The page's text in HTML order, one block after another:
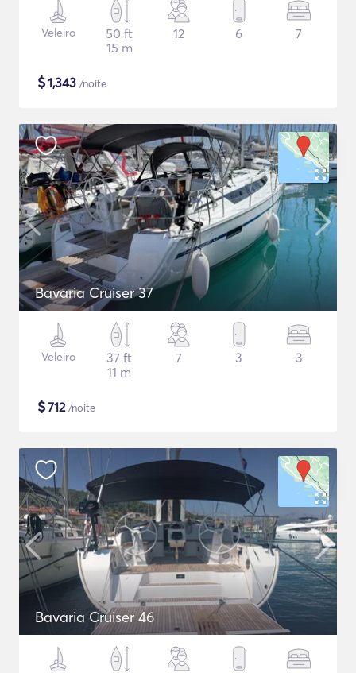
Veleiro
50 ft
15 m
12 6 7
$1,343 /noite
Bavaria Cruiser 37
Veleiro
37 ft
11 m
7 3 3
$712/noite
Bavaria Cruiser 46